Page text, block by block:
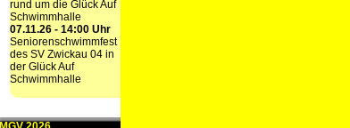
rund um die Glück Auf
Schwimmhalle
07.11.26 - 14:00 Uhr
Seniorenschwimmfest
des SV Zwickau 04 in
der Glück Auf
Schwimmhalle